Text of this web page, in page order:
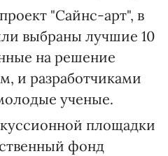
"Сайнс-арт", в
выбраны лучшие 10
на решение
и разработчиками
ученые.
площадки
фонд